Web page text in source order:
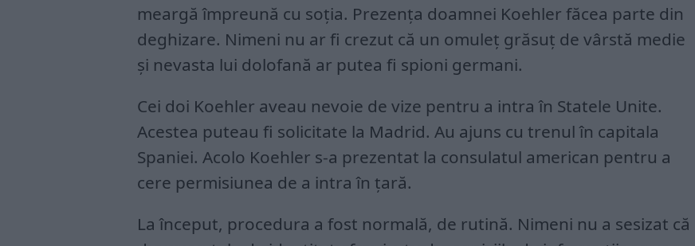
meargă împreună cu soția. Prezența doamnei Koehler făcea parte din
deghizare. Nimeni nu ar fi crezut că un omuleț grăsuț de vârstă medie
și nevasta lui dolofană ar putea fi spioni germani.
Cei doi Koehler aveau nevoie de vize pentru a intra în Statele Unite.
Acestea puteau fi solicitate la Madrid. Au ajuns cu trenul în capitala
Spaniei. Acolo Koehler s-a prezentat la consulatul american pentru a
cere permisiunea de a intra în țară.
La început, procedura a fost normală, de rutină. Nimeni nu a sesizat că